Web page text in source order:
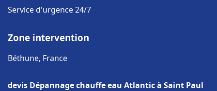
Service d'urgence 24/7
Zone intervention
Béthune, France
devis Dépannage chauffe eau Atlantic à Saint Paul